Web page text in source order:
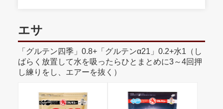
エサ
「グルテン四季」0.8+「グルテンα21」0.2+水1（し
ばらく放置して水を吸ったらひとまとめに3～4回押
し練りをし、エアーを抜く）